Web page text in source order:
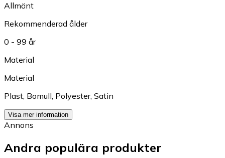
Allmänt
Rekommenderad ålder
0 - 99 år
Material
Material
Plast, Bomull, Polyester, Satin
Visa mer information
Annons
Andra populära produkter